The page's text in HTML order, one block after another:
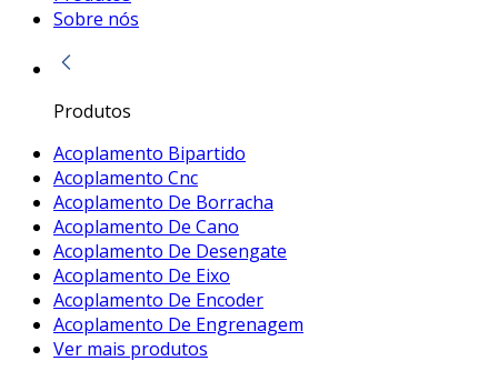
Sobre nós
Produtos
Acoplamento Bipartido
Acoplamento Cnc
Acoplamento De Borracha
Acoplamento De Cano
Acoplamento De Desengate
Acoplamento De Eixo
Acoplamento De Encoder
Acoplamento De Engrenagem
Ver mais produtos